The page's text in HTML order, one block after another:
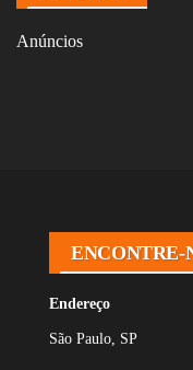
Anúncios
ENCONTRE-
Endereço
São Paulo, SP